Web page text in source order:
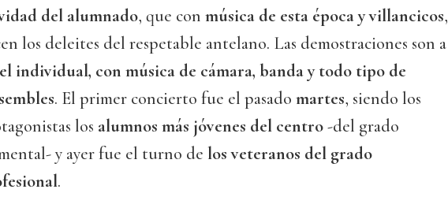
del alumnado, que con música de esta época y villancicos,
los deleites del respetable antelano. Las demostraciones son a
individual, con música de cámara, banda y todo tipo de
. El primer concierto fue el pasado martes, siendo los
los alumnos más jóvenes del centro-del grado
y ayer fue el turno de los veteranos del grado
.